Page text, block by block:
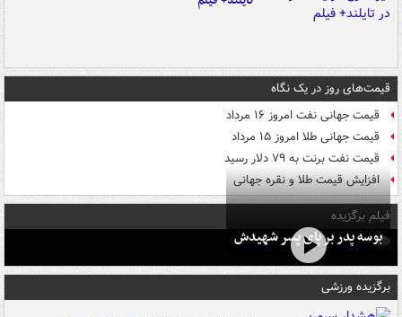
قیمت‌های روز در یک نگاه
قیمت جهانی نفت امروز ۱۶ مرداد
قیمت جهانی طلا امروز ۱۵ مرداد
قیمت نفت برنت به ۷۹ دلار رسید
افزایش قیمت طلا و نقره جهانی
فیلم برگزیده
بوسه‌ پدر بر پای پسر شهیدش
برگزیده ورزشی